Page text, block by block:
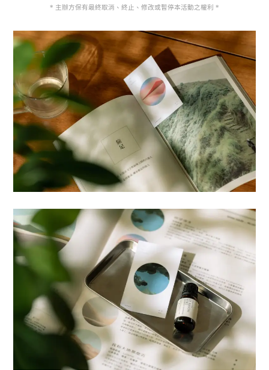
* 主辦方保有最終取消、終止、修改或暫停本活動之權利 *